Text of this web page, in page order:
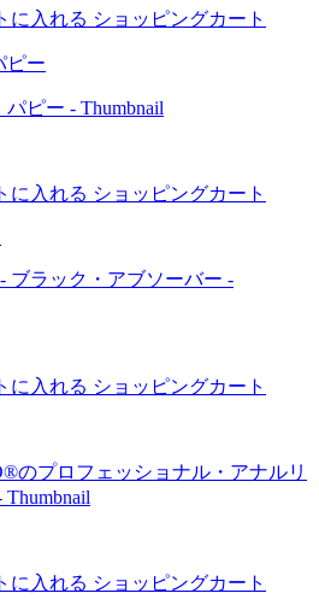
に入れる ショッピングカート
ピー
に入れる ショッピングカート
に入れる ショッピングカート
に入れる ショッピングカート